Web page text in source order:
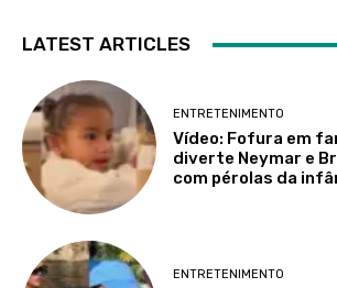
LATEST ARTICLES
ENTRETENIMENTO
Vídeo: Fofura em
diverte Neymar e
com pérolas da
ENTRETENIMENTO